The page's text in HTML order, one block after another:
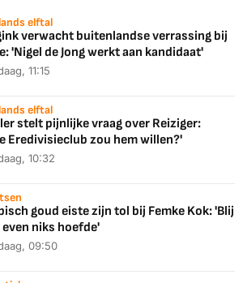
elftal
verwacht buitenlandse verrassing bij
'Nigel de Jong werkt aan kandidaat'
11:15
elftal
stelt pijnlijke vraag over Reiziger:
Eredivisieclub zou hem willen?'
10:32
goud eiste zijn tol bij Femke Kok: 'Blij
niks hoefde'
09:50